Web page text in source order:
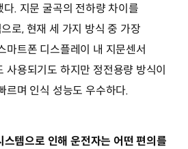
. 지문 굴곡의 전하량 차이를
로, 현재 세 가지 방식 중 가장
마트폰 디스플레이 내 지문센서
사용되기도 하지만 정전용량 방식이
르며 인식 성능도 우수하다.
템으로 인해 운전자는 어떤 편의를